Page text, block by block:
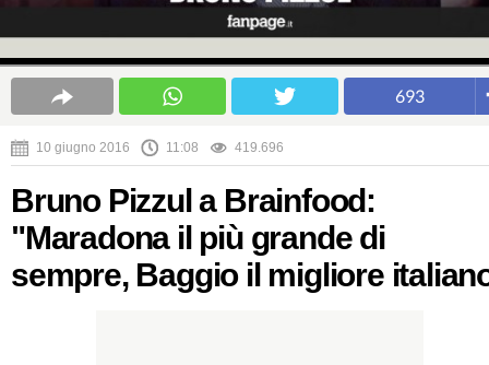
693
10 giugno 2016 11:08 419.696
Bruno Pizzul a Brainfood:
"Maradona il più grande di
sempre, Baggio il migliore